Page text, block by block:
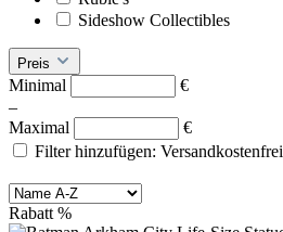
Sideshow Collectibles
Preis
Minimal
€
–
Maximal
€
Filter hinzufügen: Versandkostenfrei
Rabatt %